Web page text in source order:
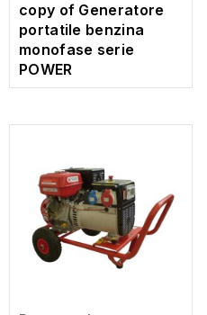
copy of Generatore
portatile benzina
monofase serie
POWER